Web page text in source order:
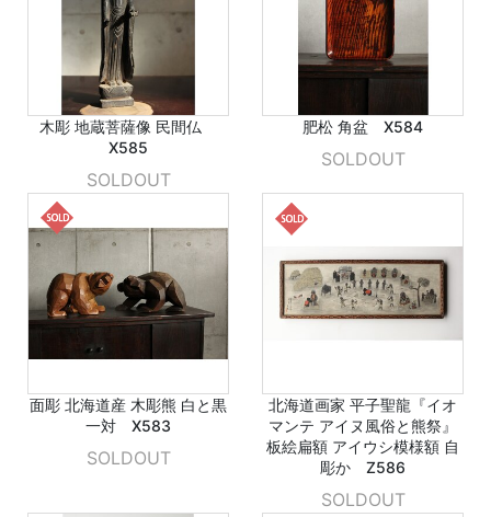
木彫 地蔵菩薩像 民間仏
X585
SOLDOUT
肥松 角盆 X584
SOLDOUT
面彫 北海道産 木彫熊 白と黒
一対 X583
SOLDOUT
北海道画家 平子聖龍『イオ
マンテ アイヌ風俗と熊祭』
板絵扁額 アイウシ模様額 自
彫か Z586
SOLDOUT